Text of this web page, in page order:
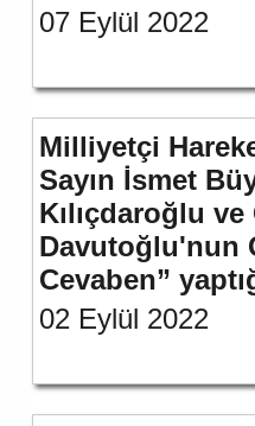
07 Eylül 2022
Milliyetçi
Sayın İsmet
Kılıçdaroğlu
Davutoğlu'nun
Cevaben”
02 Eylül 2022